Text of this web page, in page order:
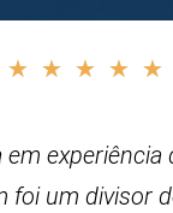
★ ★ ★ ★ ★
em experiência
foi um divisor